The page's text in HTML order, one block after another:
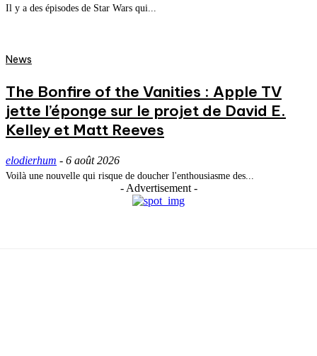
Il y a des épisodes de Star Wars qui...
News
The Bonfire of the Vanities : Apple TV
jette l’éponge sur le projet de David E.
Kelley et Matt Reeves
elodierhum - 6 août 2026
Voilà une nouvelle qui risque de doucher l'enthousiasme des...
- Advertisement -